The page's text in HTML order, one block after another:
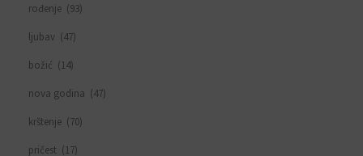
rođenje (93)
ljubav (47)
božić (14)
nova godina (47)
krštenje (70)
pričest (17)